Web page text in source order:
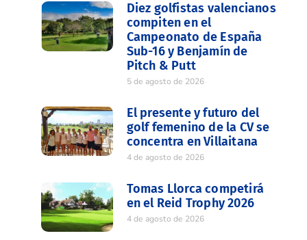
Diez golfistas valencianos
compiten en el
Campeonato de España
Sub-16 y Benjamín de
Pitch & Putt
5 de agosto de 2026
El presente y futuro del
golf femenino de la CV se
concentra en Villaitana
4 de agosto de 2026
Tomas Llorca competirá
en el Reid Trophy 2026
4 de agosto de 2026